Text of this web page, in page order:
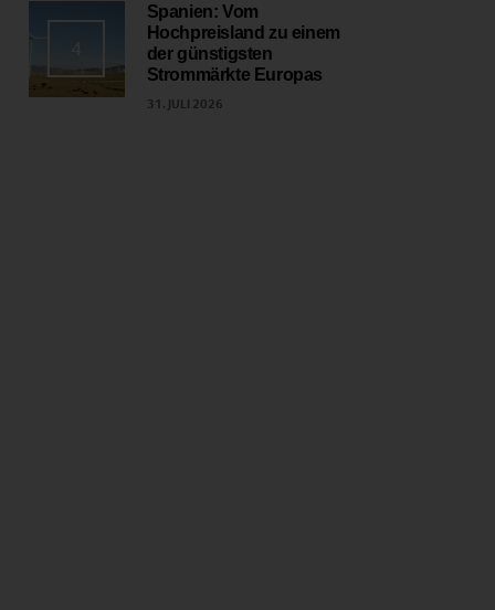
4
Spanien: Vom
Hochpreisland zu einem
der günstigsten
Strommärkte Europas
31. JULI 2026